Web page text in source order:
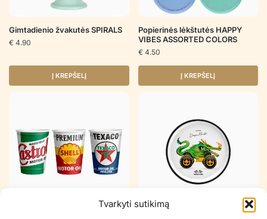
Tvarkyti sutikimą
Gimtadienio žvakutės SPIRALS
€ 4.90
Į KREPŠELĮ
Popierinės lėkštutės HAPPY
VIBES ASSORTED COLORS
€ 4.50
Į KREPŠELĮ